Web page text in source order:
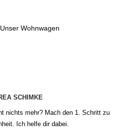
SCHIMKE
nichts mehr? Mach den 1. Schritt zu
Ich helfe dir dabei.